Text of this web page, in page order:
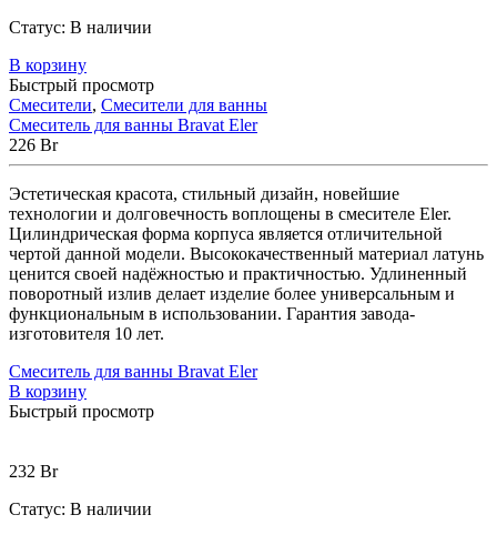
Статус: В наличии
В корзину
Быстрый просмотр
Смесители, Смесители для ванны
Смеситель для ванны Bravat Eler
226 Br
Эстетическая красота, стильный дизайн, новейшие
технологии и долговечность воплощены в смесителе Eler.
Цилиндрическая форма корпуса является отличительной
чертой данной модели. Высококачественный материал латунь
ценится своей надёжностью и практичностью. Удлиненный
поворотный излив делает изделие более универсальным и
функциональным в использовании. Гарантия завода-
изготовителя 10 лет.
Смеситель для ванны Bravat Eler
В корзину
Быстрый просмотр
232 Br
Статус: В наличии